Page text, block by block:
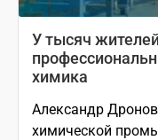
У тысяч
химика
Александр
химической